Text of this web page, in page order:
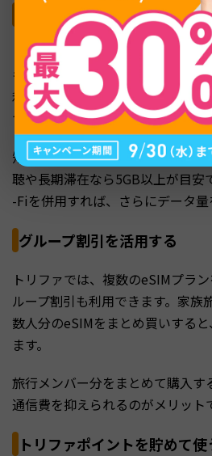
必要なデータ量だけを購入す
トリファでは、データ容量を1GB
も1日〜60日の範囲で1日単位で
利用スタイルに合わせて必要最小
で、無駄なコストを省けます。
短期旅行でSNSやマップ利用が中
聴や長期滞在なら5GB以上が目安
-Fiを併用すれば、さらにデータ量
グループ割引を活用する
トリファでは、複数のeSIMプラ
ループ割引も利用できます。家族
数人分のeSIMをまとめ買いする
ます。
旅行メンバー分をまとめて購入す
通信費を抑えられるのがメリット
トリファポイントを貯めて使